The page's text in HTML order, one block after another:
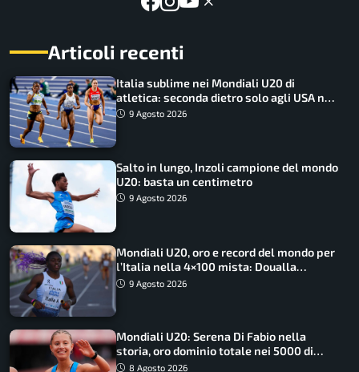
Articoli recenti
Italia sublime nei Mondiali U20 di
atletica: seconda dietro solo agli USA nel
medagliere
9 Agosto 2026
Salto in lungo, Inzoli campione del mondo
U20: basta un centimetro
9 Agosto 2026
Mondiali U20, oro e record del mondo per
l’Italia nella 4×100 mista: Doualla
straordinaria
9 Agosto 2026
Mondiali U20: Serena Di Fabio nella
storia, oro dominio totale nei 5000 di
marcia
8 Agosto 2026